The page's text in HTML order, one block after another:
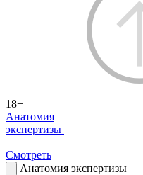
18+
Анатомия
экспертизы
Смотреть
Анатомия экспертизы